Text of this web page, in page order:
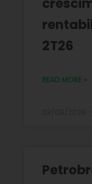
2T26
READ MORE »